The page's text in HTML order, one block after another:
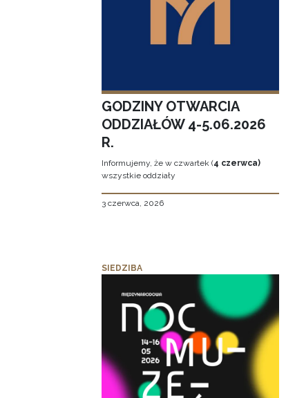
GODZINY OTWARCIA
ODDZIAŁÓW 4-5.06.2026
R.
Informujemy, że w czwartek (4 czerwca)
wszystkie oddziały
3 czerwca, 2026
SIEDZIBA